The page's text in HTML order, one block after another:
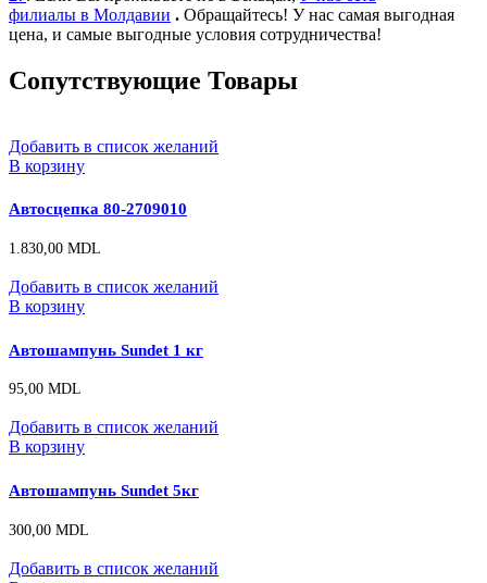
филиалы в Молдавии . Обращайтесь! У нас самая выгодная
цена, и самые выгодные условия сотрудничества!
Сопутствующие Товары
Добавить в список желаний
В корзину
Автосцепка 80-2709010
1.830,00 MDL
Добавить в список желаний
В корзину
Автошампунь Sundet 1 кг
95,00 MDL
Добавить в список желаний
В корзину
Автошампунь Sundet 5кг
300,00 MDL
Добавить в список желаний